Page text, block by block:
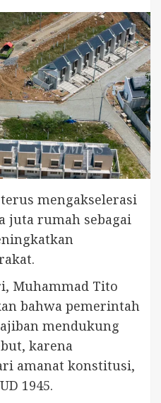
mengakselerasi
juta rumah sebagai
Muhammad Tito
bahwa pemerintah
mendukung
karena
amanat konstitusi,
1945.